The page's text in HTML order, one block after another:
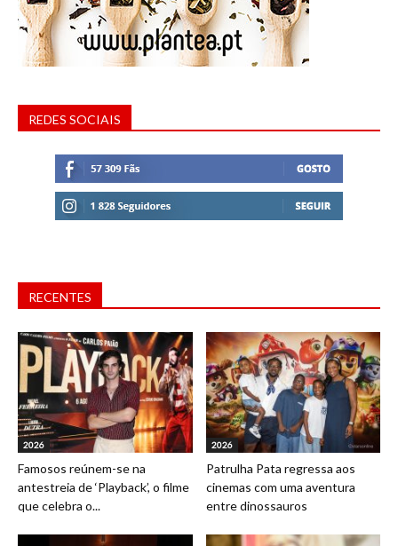
REDES SOCIAIS
RECENTES
2026
Famosos reúnem-se na
antestreia de ‘Playback’, o filme
que celebra o...
2026
Patrulha Pata regressa aos
cinemas com uma aventura
entre dinossauros